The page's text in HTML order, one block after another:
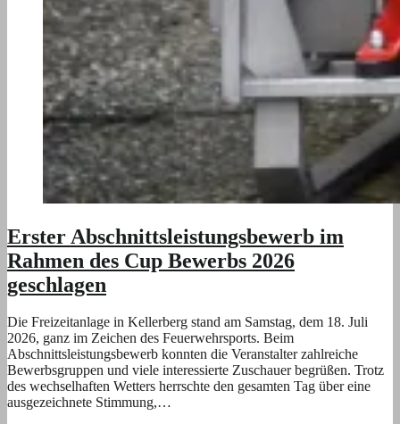
Erster Abschnittsleistungsbewerb im
Rahmen des Cup Bewerbs 2026
geschlagen
Die Freizeitanlage in Kellerberg stand am Samstag, dem 18. Juli
2026, ganz im Zeichen des Feuerwehrsports. Beim
Abschnittsleistungsbewerb konnten die Veranstalter zahlreiche
Bewerbsgruppen und viele interessierte Zuschauer begrüßen. Trotz
des wechselhaften Wetters herrschte den gesamten Tag über eine
ausgezeichnete Stimmung,…